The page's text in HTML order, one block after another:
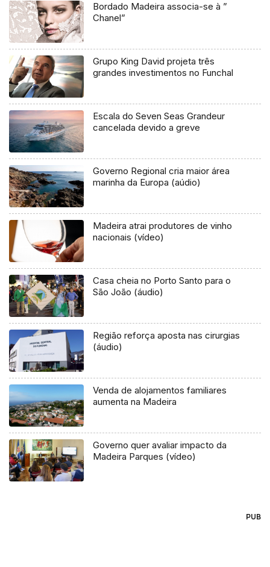
Bordado Madeira associa-se à ”
Chanel”
Grupo King David projeta três
grandes investimentos no Funchal
Escala do Seven Seas Grandeur
cancelada devido a greve
Governo Regional cria maior área
marinha da Europa (aúdio)
Madeira atrai produtores de vinho
nacionais (vídeo)
Casa cheia no Porto Santo para o
São João (áudio)
Região reforça aposta nas cirurgias
(áudio)
Venda de alojamentos familiares
aumenta na Madeira
Governo quer avaliar impacto da
Madeira Parques (vídeo)
PUB